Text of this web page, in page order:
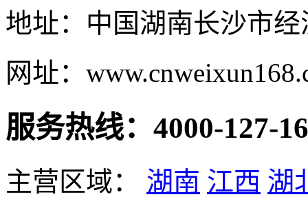
地址：中国湖南长沙市
网址：
服务热线：4000-127-
主营区域： 湖南 江西 湖